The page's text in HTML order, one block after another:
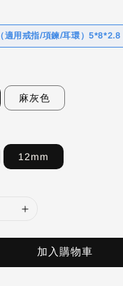
適用戒指/項鍊/耳環）5*8*2.8
麻灰色
12mm
加入購物車